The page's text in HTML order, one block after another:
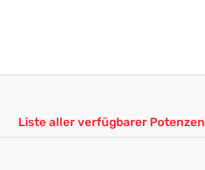
Liste aller verfügbarer Potenzen